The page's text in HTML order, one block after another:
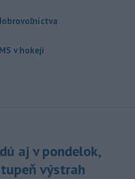
MS v hokeji
aj v pondelok,
výstrah